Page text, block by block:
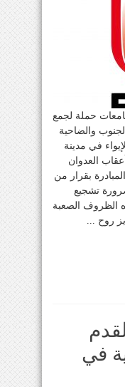
حملة لجمع
والضاحية
في مدينة
العدوان
بقرار من
بضرورة تشجيع
الظروف الصعبة
روح ...
في